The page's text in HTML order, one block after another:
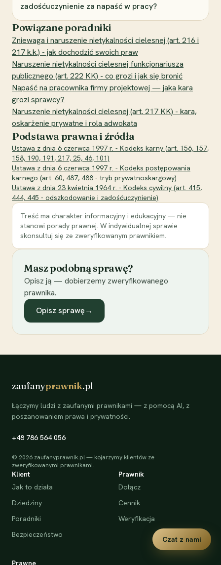
zadośćuczynienie za napaść w pracy?
Powiązane poradniki
Zniewaga i naruszenie nietykalności cielesnej (art. 216 i
217 k.k.) - jak dochodzić swoich praw
Naruszenie nietykalności cielesnej funkcjonariusza
publicznego (art. 222 KK) - co grozi i jak się bronić
Napaść na pracownika firmy projektowej — jaka kara
grozi sprawcy?
Naruszenie nietykalności cielesnej (art. 217 KK) - kara,
oskarżenie prywatne i rola adwokata
Podstawa prawna i źródła
Ustawa z dnia 6 czerwca 1997 r. - Kodeks karny (art. 156, 157,
158, 190, 191, 217, 25, 46, 101)
Ustawa z dnia 6 czerwca 1997 r. - Kodeks postępowania
karnego (art. 60, 487, 488 - tryb prywatnoskargowy)
Ustawa z dnia 23 kwietnia 1964 r. - Kodeks cywilny (art. 415,
444, 445 - odszkodowanie i zadośćuczynienie)
Treść ma charakter informacyjny i edukacyjny — nie
stanowi porady prawnej. W indywidualnej sprawie
skonsultuj się ze zweryfikowanym prawnikiem.
Masz podobną sprawę?
Opisz ją — dobierzemy zweryfikowanego
prawnika.
Opisz sprawę→
zaufanyprawnik.pl
Łączymy ludzi z zaufanymi prawnikami — z pomocą AI, z
poszanowaniem prawa i prywatności.
+48 786 564 056
© 2026 zaufanyprawnik.pl — kojarzymy klientów ze
zweryfikowanymi prawnikami.
Klient
Jak to działa
Dziedziny
Poradniki
Bezpieczeństwo
Prawnik
Dołącz
Cennik
Weryfikacja
Prawne
Czat z nami